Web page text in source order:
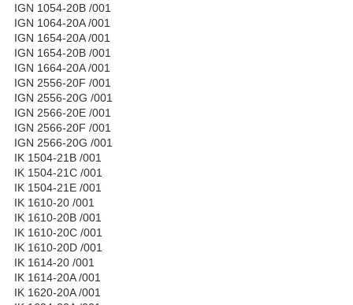
IGN 1054-20B /001
IGN 1064-20A /001
IGN 1654-20A /001
IGN 1654-20B /001
IGN 1664-20A /001
IGN 2556-20F /001
IGN 2556-20G /001
IGN 2566-20E /001
IGN 2566-20F /001
IGN 2566-20G /001
IK 1504-21B /001
IK 1504-21C /001
IK 1504-21E /001
IK 1610-20 /001
IK 1610-20B /001
IK 1610-20C /001
IK 1610-20D /001
IK 1614-20 /001
IK 1614-20A /001
IK 1620-20A /001